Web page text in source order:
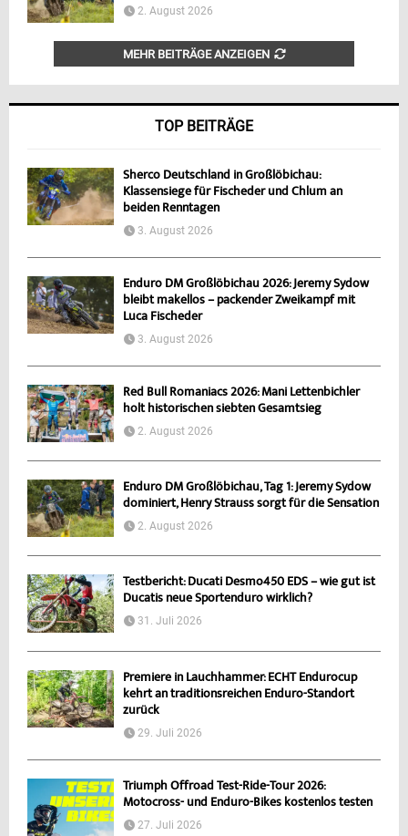
2. August 2026
MEHR BEITRÄGE ANZEIGEN
TOP BEITRÄGE
Sherco Deutschland in Großlöbichau:
Klassensiege für Fischeder und Chlum an
beiden Renntagen
3. August 2026
Enduro DM Großlöbichau 2026: Jeremy Sydow
bleibt makellos – packender Zweikampf mit
Luca Fischeder
3. August 2026
Red Bull Romaniacs 2026: Mani Lettenbichler
holt historischen siebten Gesamtsieg
2. August 2026
Enduro DM Großlöbichau, Tag 1: Jeremy Sydow
dominiert, Henry Strauss sorgt für die Sensation
2. August 2026
Testbericht: Ducati Desmo450 EDS – wie gut ist
Ducatis neue Sportenduro wirklich?
31. Juli 2026
Premiere in Lauchhammer: ECHT Endurocup
kehrt an traditionsreichen Enduro-Standort
zurück
29. Juli 2026
Triumph Offroad Test-Ride-Tour 2026:
Motocross- und Enduro-Bikes kostenlos testen
27. Juli 2026